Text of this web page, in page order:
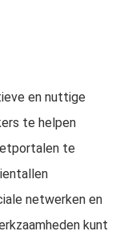
en nuttige
te helpen
te
netwerken en
kunt